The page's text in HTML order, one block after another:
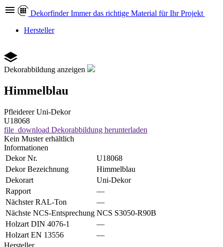
Dekorfinder Immer das richtige Material für Ihr Projekt
Hersteller
Dekorabbildung anzeigen
Himmelblau
Pfleiderer Uni-Dekor
U18068
file_download Dekorabbildung herunterladen
Kein Muster erhältlich
Informationen
Dekor Nr.
U18068
Dekor Bezeichnung
Himmelblau
Dekorart
Uni-Dekor
Rapport
—
Nächster RAL-Ton
—
Nächste NCS-Entsprechung NCS S3050-R90B
Holzart DIN 4076-1
—
Holzart EN 13556
—
Hersteller